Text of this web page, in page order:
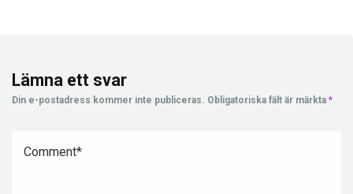
Lämna ett svar
Din e-postadress kommer inte publiceras. Obligatoriska fält är märkta *